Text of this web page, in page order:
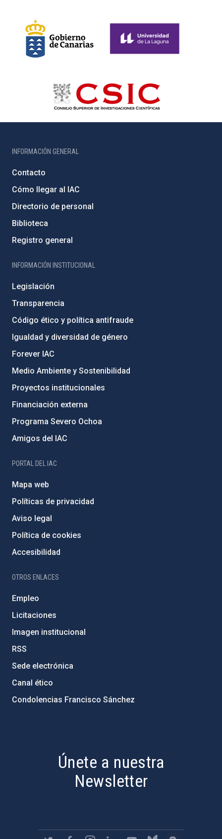
INFORMACIÓN GENERAL
Contacto
Cómo llegar al IAC
Directorio de personal
Biblioteca
Registro general
INFORMACIÓN INSTITUCIONAL
Legislación
Transparencia
Código ético y política antifraude
Igualdad y diversidad de género
Forever IAC
Medio Ambiente y Sostenibilidad
Proyectos institucionales
Financiación externa
Programa Severo Ochoa
Amigos del IAC
PORTAL DEL IAC
Mapa web
Políticas de privacidad
Aviso legal
Política de cookies
Accesibilidad
OTROS ENLACES
Empleo
Licitaciones
Imagen institucional
RSS
Sede electrónica
Canal ético
Condolencias Francisco Sánchez
Únete a nuestra
Newsletter